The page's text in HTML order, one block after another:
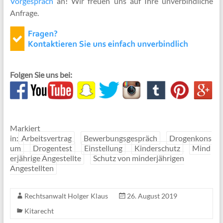
Anfrage.
Folgen Sie uns bei:
Markiert
in: Arbeitsvertrag Bewerbungsgespräch
Drogenkons
um
Drogentest Einstellung Kinderschutz
Mind
erjährige Angestellte
Schutz von minderjährigen
Angestellten
Rechtsanwalt Holger Klaus
26. August 2019
Kitarecht